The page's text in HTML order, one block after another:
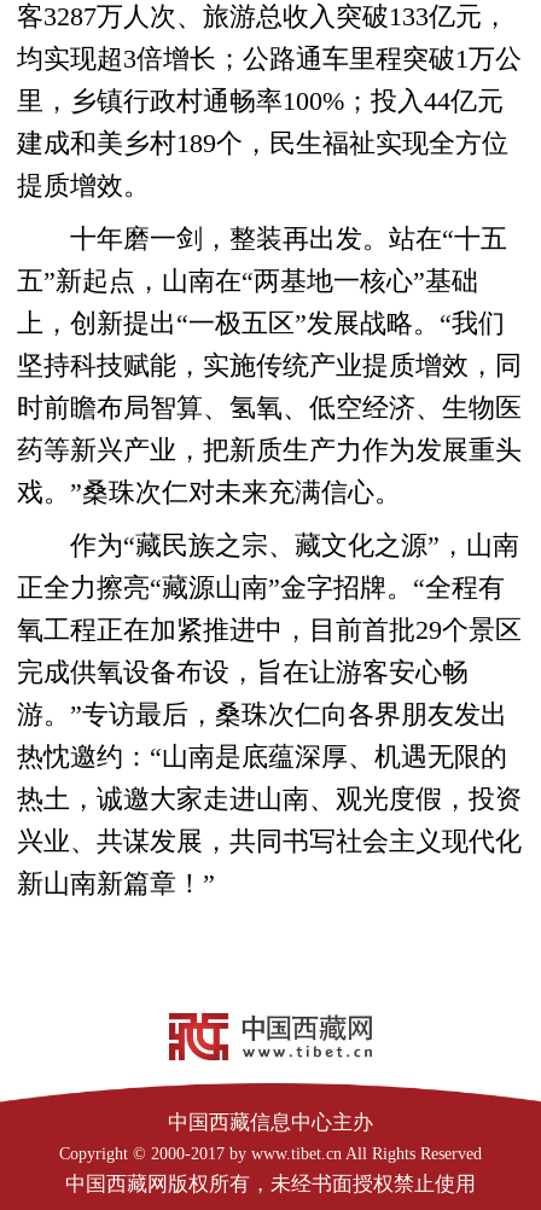
客3287万人次、旅游总收入突破133亿元，
均实现超3倍增长；公路通车里程突破1万公
里，乡镇行政村通畅率100%；投入44亿元
建成和美乡村189个，民生福祉实现全方位
提质增效。
十年磨一剑，整装再出发。站在“十五
五”新起点，山南在“两基地一核心”基础
上，创新提出“一极五区”发展战略。“我们
坚持科技赋能，实施传统产业提质增效，同
时前瞻布局智算、氢氧、低空经济、生物医
药等新兴产业，把新质生产力作为发展重头
戏。”桑珠次仁对未来充满信心。
作为“藏民族之宗、藏文化之源”，山南
正全力擦亮“藏源山南”金字招牌。“全程有
氧工程正在加紧推进中，目前首批29个景区
完成供氧设备布设，旨在让游客安心畅
游。”专访最后，桑珠次仁向各界朋友发出
热忱邀约：“山南是底蕴深厚、机遇无限的
热土，诚邀大家走进山南、观光度假，投资
兴业、共谋发展，共同书写社会主义现代化
新山南新篇章！”
中国西藏信息中心主办
Copyright © 2000-2017 by www.tibet.cn All Rights Reserved
中国西藏网版权所有，未经书面授权禁止使用